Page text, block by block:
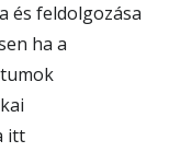
és feldolgozása
ha a
itt